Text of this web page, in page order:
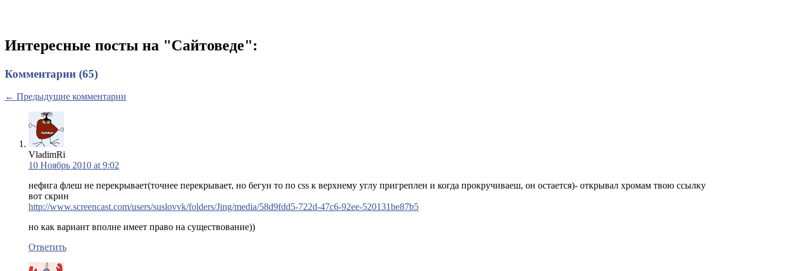
Интересные посты на "Сайтоведе":
Комментарии (65)
← Предыдущие комментарии
VladimRi
10 Ноябрь 2010 at 9:02
нефига флеш не перекрывает(точнее перекрывает, но бегун то по css к верхнему углу пригреплен и когда прокручиваеш, он остается)- открывал хромам твою ссылку
вот скрин
http://www.screencast.com/users/suslovvk/folders/Jing/media/58d9fdd5-722d-47c6-92ee-520131be87b5
но как вариант вполне имеет право на существование))
Ответить